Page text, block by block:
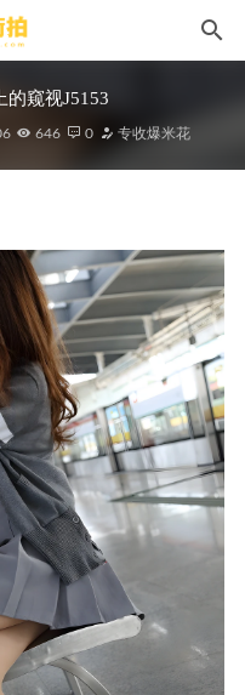
的窥视J5153
646 0 专收爆米花
06-01
,黄色瑜伽裤l122 2021-09-
06-02